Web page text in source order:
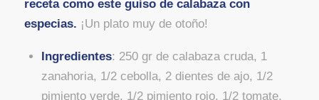
receta como este guiso de calabaza con
especias. ¡Un plato muy de otoño!
Ingredientes: 250 gr de calabaza cruda, 1
zanahoria, 1/2 cebolla, 2 dientes de ajo, 1/2
pimiento verde, 1/2 pimiento rojo, 1/2 tomate,